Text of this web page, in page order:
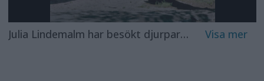
Julia Lindemalm har besökt djurparker i flera länder för fotoprojektet Zoo World. Med dessa bilder är hon den första att få ta emot det nyinstiftade Lars Tunbjörkpriset. Foto: Julia Lindemalm